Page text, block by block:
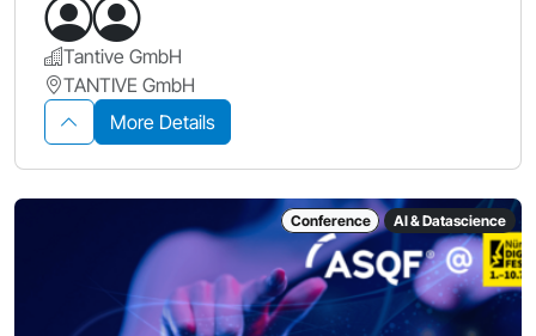
Tantive GmbH
TANTIVE GmbH
More Details
Conference AI & Datascience